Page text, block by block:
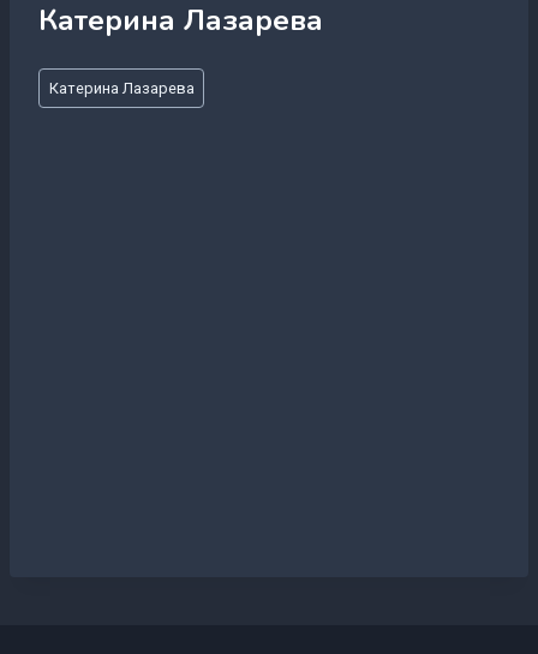
Катерина Лазарева
Метки
записи:
Катерина Лазарева